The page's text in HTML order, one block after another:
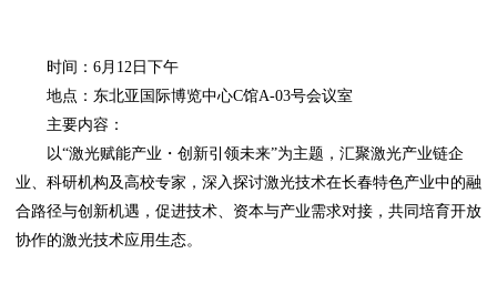
时间：6月12日下午
地点：东北亚国际博览中心C馆A-03号会议室
主要内容：
以“激光赋能产业・创新引领未来”为主题，汇聚激光产业链企
业、科研机构及高校专家，深入探讨激光技术在长春特色产业中的融
合路径与创新机遇，促进技术、资本与产业需求对接，共同培育开放
协作的激光技术应用生态。